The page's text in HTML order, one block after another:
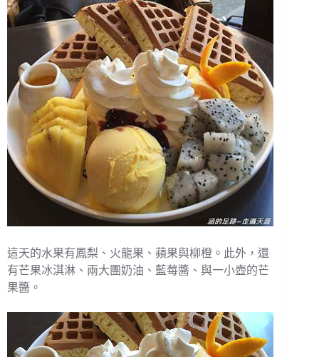
這天的水果有鳳梨、火龍果、蘋果與柳橙。此外，還
有芒果冰淇淋、兩大團奶油、藍莓醬、與一小壺的芒
果醬。